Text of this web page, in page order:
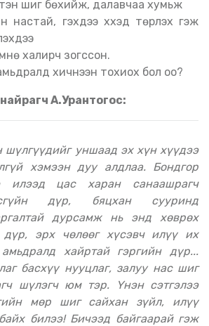
шиг бөхийж, далавчаа хумьж
гэхдээ хүүхэд төрүүлэх гэж
халирч зогссон.
хичнээн тохиох бол оо?
найрагч А.Урантогос:
хэмээн дуу алдлаа. Бондгор
илээд цас харан санаашрагч
дүр, бяцхан сууринд
дурсамж нь энд хөврөх
дүр, эрх чөлөөг хүсэвч илүү их
хайртай гэргийн дүр...
басхүү нууцлаг, залуу нас шиг
шүлэгч юм тэр. Үнэн сэтгэлээ
мөр шиг сайхан зүйл, илүү
билээ! Бичээд байгаарай гэж